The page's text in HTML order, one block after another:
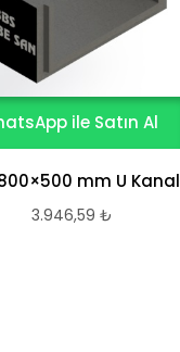
ile Satın Al
800×500 mm U Kanal
3.946,59 ₺